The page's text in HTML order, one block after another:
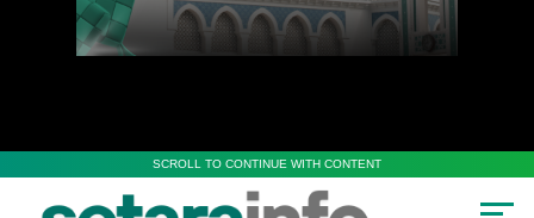
SCROLL TO CONTINUE WITH CONTENT